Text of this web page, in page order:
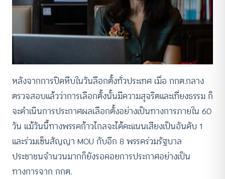
หลังจากการปิดหีบในวันลือกตั้งทั่วประเทศ เมื่อ กกต.กลาง
ตรวจสอบแล้วว่าการเลือกตั้งนั้นมีความสุจริตและเที่ยงธรรม ก็
จะดำเนินการประกาศผลเลือกตั้งอย่างเป็นทางการภายใน 60
วัน แม้วันนี้ทางพรรคก้าวไกลจะได้คะแนนเสียงเป็นอันดับ 1
และร่วมเซ็นสัญญา MOU กับอีก 8 พรรคร่วมรัฐบาล
ประชาชนจำนวนมากก็ยังรอคอยการประกาศอย่างเป็น
ทางการจาก กกต.